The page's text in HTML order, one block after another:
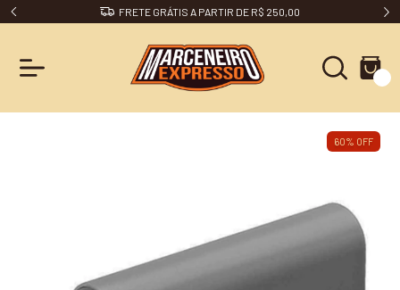
FRETE GRÁTIS A PARTIR DE R$ 250,00
60% OFF